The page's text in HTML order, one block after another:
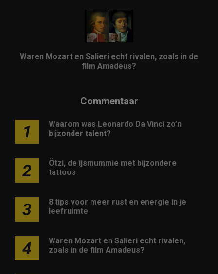
Waren Mozart en Salieri echt rivalen, zoals in de
film Amadeus?
Commentaar
1
Waarom was Leonardo Da Vinci zo’n
bijzonder talent?
2
Ötzi, de ijsmummie met bijzondere
tattoos
3
8 tips voor meer rust en energie in je
leefruimte
4
Waren Mozart en Salieri echt rivalen,
zoals in de film Amadeus?